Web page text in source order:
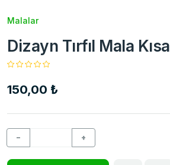
Malalar
Dizayn Tırfıl Mala Kısa
150,00 ₺
− +